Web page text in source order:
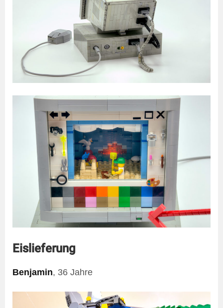
Eislieferung
Benjamin, 36 Jahre